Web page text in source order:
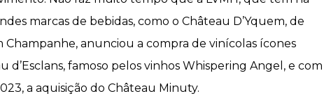
marcas de bebidas, como o Château D’Yquem, de
anunciou a compra de vinícolas ícones
famoso pelos vinhos Whispering Angel, e com
a aquisição do Château Minuty.